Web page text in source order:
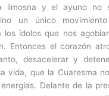
limosna y el ayuno no
un único
los ídolos que nos
Entonces el corazón
desacelerar y
vida, que la Cuaresma
Delante de la